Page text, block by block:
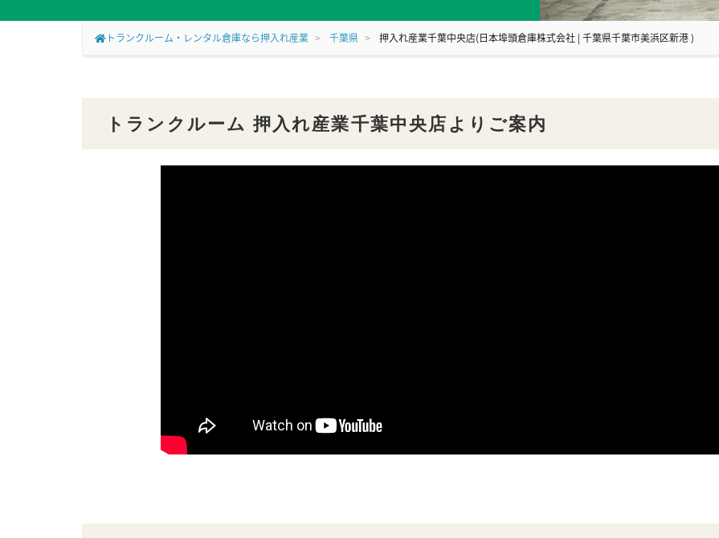
トランクルーム・レンタル倉庫なら押入れ産業 千葉県 押入れ産業千葉中央店(日本埠頭倉庫株式会社 | 千葉県千葉市美浜区新港 )
トランクルーム 押入れ産業千葉中央店よりご案内